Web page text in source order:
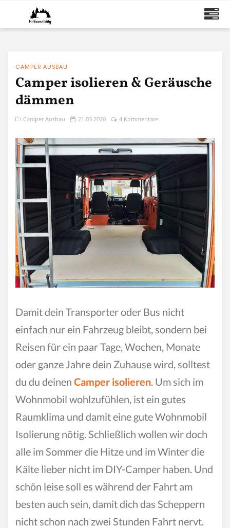
CAMPER AUSBAU
Camper isolieren & Geräusche
dämmen
Camper Ausbau 21.03.2020 4 Kommentare
Damit dein Transporter oder Bus nicht
einfach nur ein Fahrzeug bleibt, sondern bei
Reisen für ein paar Tage, Wochen, Monate
oder ganze Jahre dein Zuhause wird, solltest
du du deinen Camper isolieren. Um sich im
Wohnmobil wohlzufühlen, ist ein gutes
Raumklima und damit eine gute Wohnmobil
Isolierung nötig. Schließlich wollen wir doch
alle im Sommer die Hitze und im Winter die
Kälte lieber nicht im DIY-Camper haben. Und
schön leise soll es während der Fahrt am
besten auch sein, damit dich das Scheppern
nicht schon nach zwei Stunden Fahrt nervt.